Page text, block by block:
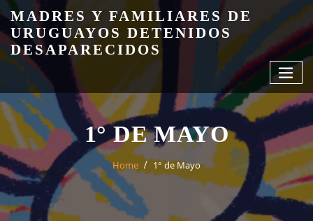
Skip
content
MADRES Y FAMILIARES DE
URUGUAYOS DETENIDOS
DESAPARECIDOS
1° DE MAYO
Home 1° de Mayo